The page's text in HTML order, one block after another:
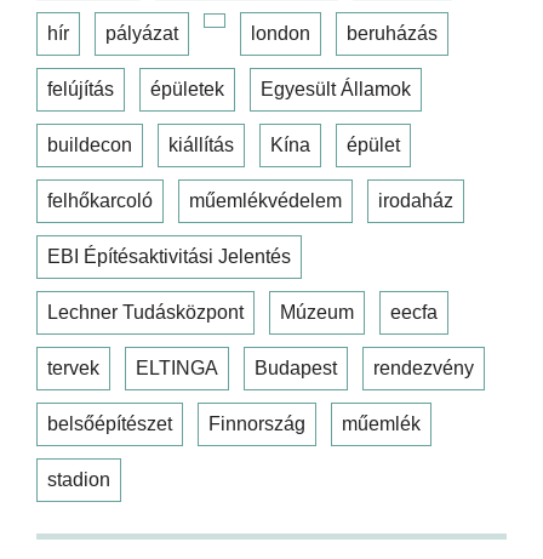
hír pályázat london beruházás
felújítás épületek Egyesült Államok
buildecon kiállítás Kína épület
felhőkarcoló műemlékvédelem irodaház
EBI Építésaktivitási Jelentés
Lechner Tudásközpont Múzeum eecfa
tervek ELTINGA Budapest rendezvény
belsőépítészet Finnország műemlék
stadion